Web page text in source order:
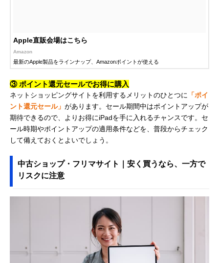
Apple直販会場はこちら
Amazon
最新のApple製品をラインナップ、Amazonポイントが使える
③ ポイント還元セールでお得に購入
ネットショッピングサイトを利用するメリットのひとつに
「ポイ
ント還元セール」 があります。セール期間中はポイントアップが
期待できるので、よりお得にiPadを手に入れるチャンスです。セ
ール時期やポイントアップの適用条件などを、普段からチェック
して備えておくとよいでしょう。
中古ショップ・フリマサイト｜安く買うなら、一方で
リスクに注意